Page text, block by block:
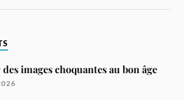
images choquantes au bon âge